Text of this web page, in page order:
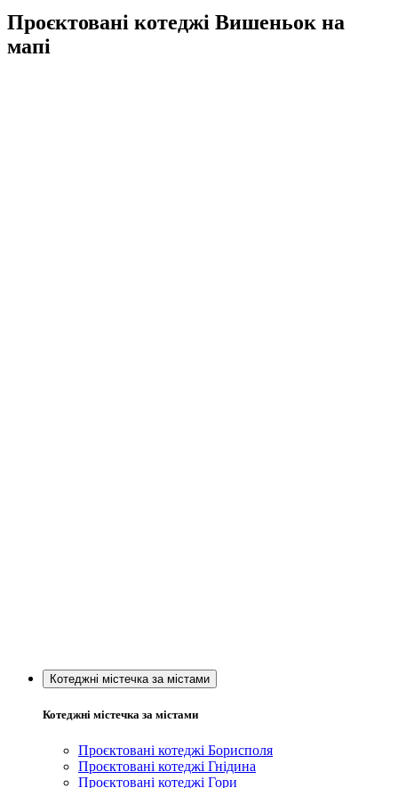
Проєктовані котеджі Вишеньок на
мапі
Котеджні містечка за містами
Котеджні містечка за містами
Проєктовані котеджі Борисполя
Проєктовані котеджі Гнідина
Проєктовані котеджі Гори